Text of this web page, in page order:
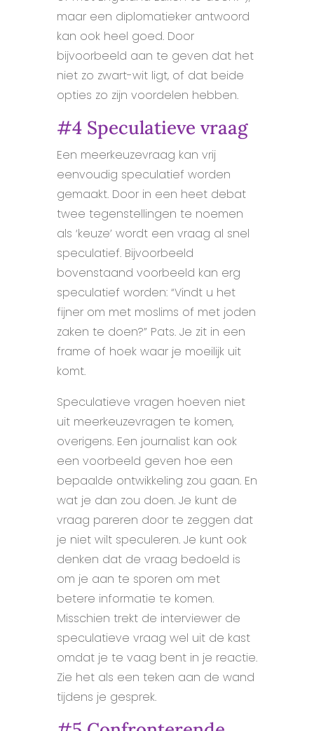
maar een diplomatieker antwoord
kan ook heel goed. Door
bijvoorbeeld aan te geven dat het
niet zo zwart-wit ligt, of dat beide
opties zo zijn voordelen hebben.
#4 Speculatieve vraag
Een meerkeuzevraag kan vrij
eenvoudig speculatief worden
gemaakt. Door in een heet debat
twee tegenstellingen te noemen
als ‘keuze’ wordt een vraag al snel
speculatief. Bijvoorbeeld
bovenstaand voorbeeld kan erg
speculatief worden: “Vindt u het
fijner om met moslims of met joden
zaken te doen?” Pats. Je zit in een
frame of hoek waar je moeilijk uit
komt.
Speculatieve vragen hoeven niet
uit meerkeuzevragen te komen,
overigens. Een journalist kan ook
een voorbeeld geven hoe een
bepaalde ontwikkeling zou gaan. En
wat je dan zou doen. Je kunt de
vraag pareren door te zeggen dat
je niet wilt speculeren. Je kunt ook
denken dat de vraag bedoeld is
om je aan te sporen om met
betere informatie te komen.
Misschien trekt de interviewer de
speculatieve vraag wel uit de kast
omdat je te vaag bent in je reactie.
Zie het als een teken aan de wand
tijdens je gesprek.